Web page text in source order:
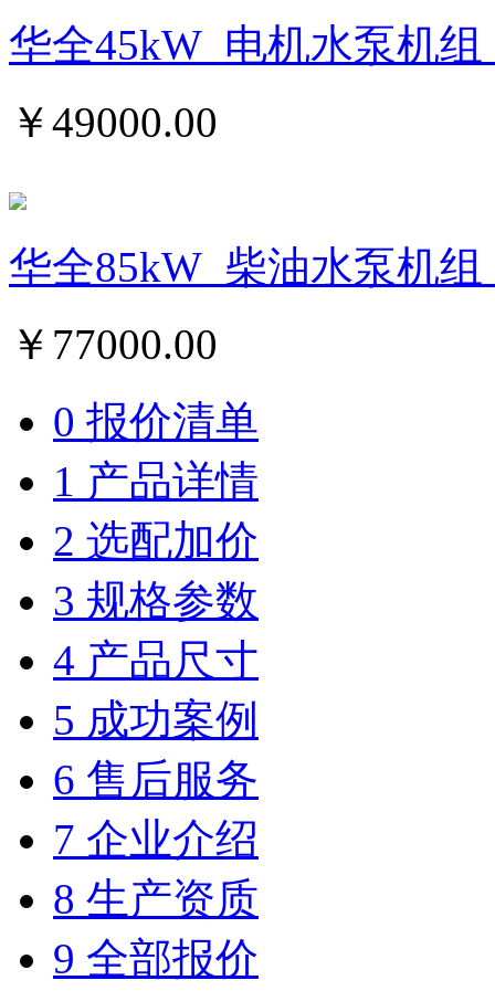
华全45kW_电机水泵机
￥49000.00
华全85kW_柴油水泵机
￥ 77000.00
0 报价清单
1 产品详情
2 选配加价
3 规格参数
4 产品尺寸
5 成功案例
6 售后服务
7 企业介绍
8 生产资质
9 全部报价